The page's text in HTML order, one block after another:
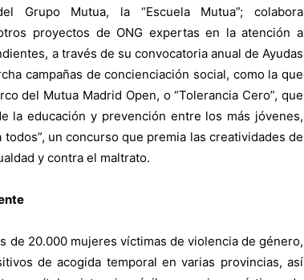
Grupo Mutua, la “Escuela Mutua”; colabora
proyectos de ONG expertas en la atención a
a través de su convocatoria anual de Ayudas
campañas de concienciación social, como la que
del Mutua Madrid Open, o “Tolerancia Cero”, que
la educación y prevención entre los más jóvenes,
un concurso que premia las creatividades de
y contra el maltrato.
de 20.000 mujeres víctimas de violencia de género,
de acogida temporal en varias provincias, así